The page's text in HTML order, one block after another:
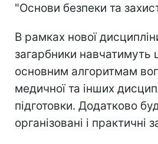
"Основи безпеки та
В рамках нової
загарбники навчатимуть
основним алгоритмам
медичної та інших
підготовки. Додатково
організовані і практичні